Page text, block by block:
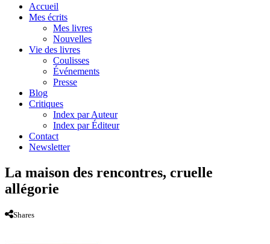
Accueil
Mes écrits
Mes livres
Nouvelles
Vie des livres
Coulisses
Événements
Presse
Blog
Critiques
Index par Auteur
Index par Éditeur
Contact
Newsletter
La maison des rencontres, cruelle
allégorie
Shares